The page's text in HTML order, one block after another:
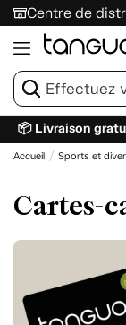
Centre de
📦 Livraison
Accueil Sports et
Cartes-